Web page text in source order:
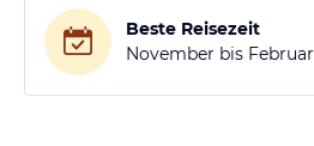
Beste Reisezeit
November bis Februar